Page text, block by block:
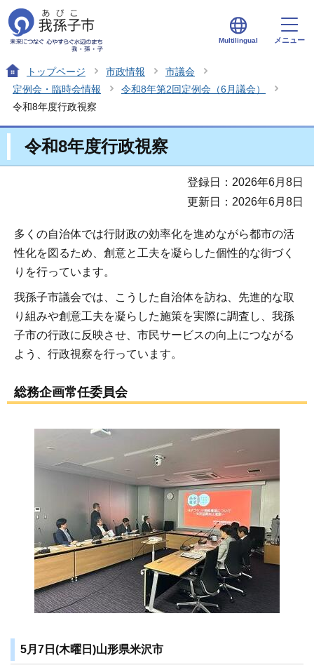
Multilingual メニュー
トップページ 市政情報
市議会
定例会・臨時会情報
令和8年第2回定例会（6月議会）
令和8年度行政視察
令和8年度行政視察
登録日：2026年6月8日
更新日：2026年6月8日
多くの自治体では行財政の効率化を進めながら都市の活
性化を図るため、創意と工夫を凝らした個性的な街づく
りを行っています。
我孫子市議会では、こうした自治体を訪ね、先進的な取
り組みや創意工夫を凝らした施策を実際に調査し、我孫
子市の行政に反映させ、市民サービスの向上につながる
よう、行政視察を行っています。
総務企画常任委員会
5月7日(木曜日)山形県米沢市